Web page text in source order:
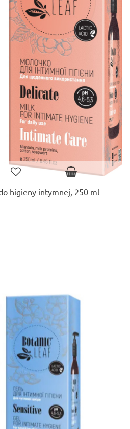
higieny intymnej, 250 ml